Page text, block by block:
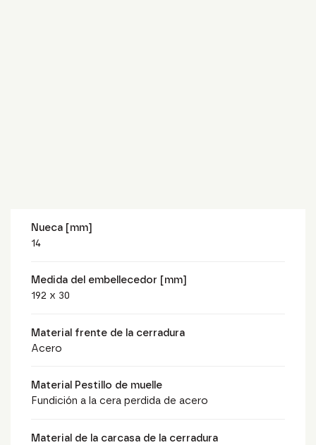
Nueca [mm]
14
Medida del embellecedor [mm]
192 x 30
Material frente de la cerradura
Acero
Material Pestillo de muelle
Fundición a la cera perdida de acero
Material de la carcasa de la cerradura